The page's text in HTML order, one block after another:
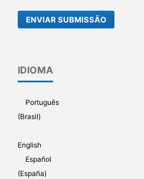
ENVIAR SUBMISSÃO
IDIOMA
Português
(Brasil)
English
Español
(España)